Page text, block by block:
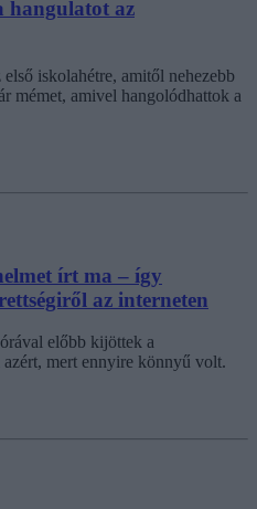
hangulatot az
iskolahétre, amitől nehezebb
mémet, amivel hangolódhattok a
írt ma – így
az interneten
előbb kijöttek a
mert ennyire könnyű volt.